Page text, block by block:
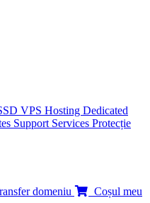
VPS Hosting Dedicated
Support Services Protecție
domeniu Coșul meu